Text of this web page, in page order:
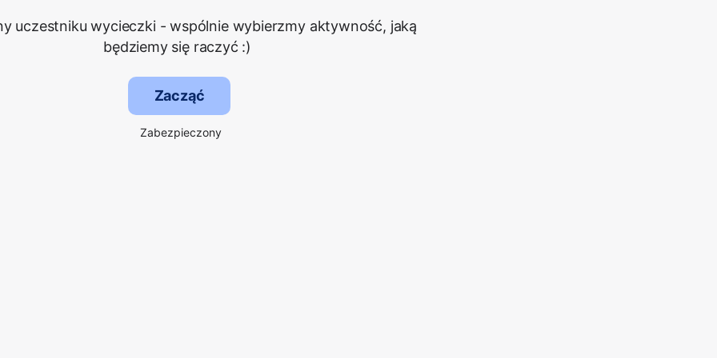
uczestniku wycieczki - wspólnie wybierzmy aktywność, jaką
będziemy się raczyć :)
Zacząć
Zabezpieczony